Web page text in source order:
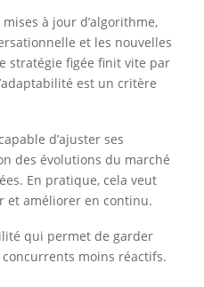
à jour d’algorithme,
et les nouvelles
stratégie figée finit vite par
est un critère
d’ajuster ses
des évolutions du marché
En pratique, cela veut
et améliorer en continu.
qui permet de garder
moins réactifs.